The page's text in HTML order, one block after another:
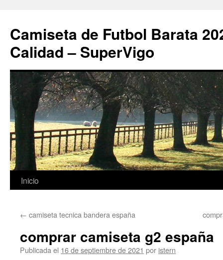
Camiseta de Futbol Barata
Calidad – SuperVigo
Saltar
contenido
Inicio
← camiseta tecnica bandera españa
comprar camiseta g2 españa
Publicada el 16 de septiembre de 2021 por istern